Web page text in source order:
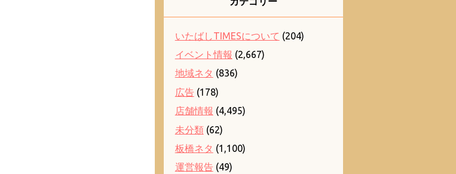
いたばしTIMESについて (204)
イベント情報 (2,667)
地域ネタ (836)
広告(178)
店舗情報 (4,495)
未分類(62)
板橋ネタ (1,100)
運営報告(49)